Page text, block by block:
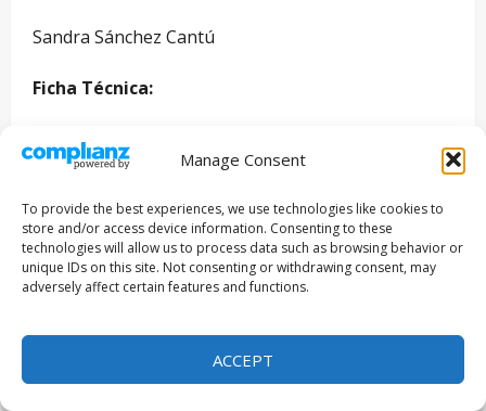
Manage Consent
To provide the best experiences, we use technologies like cookies to
store and/or access device information. Consenting to these
technologies will allow us to process data such as browsing behavior or
unique IDs on this site. Not consenting or withdrawing consent, may
adversely affect certain features and functions.
ACCEPT
Sandra Sánchez Cantú
Ficha Técnica:
Director y Guionista:
Director de fotografía:Jacobo Castro
Sonidista:Gabriela Vázquez
Diseño de producción:Asael Gutiérrez